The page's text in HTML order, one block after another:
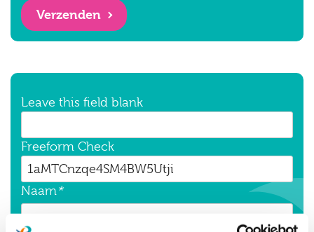
Verzenden
Leave this field blank
Freeform Check
Naam *